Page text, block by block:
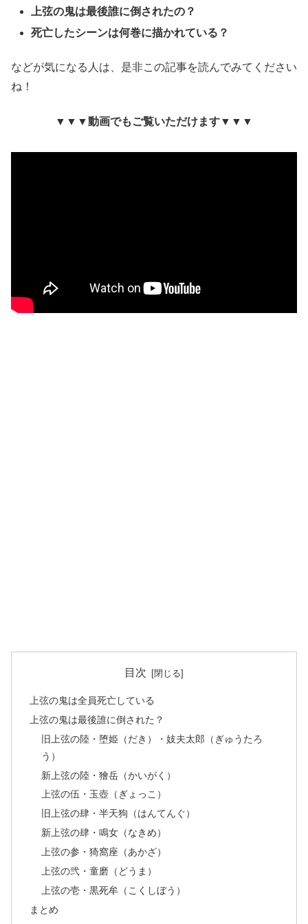
上弦の鬼は最後誰に倒されたの？
死亡したシーンは何巻に描かれている？
などが気になる人は、是非この記事を読んでみてください
ね！
▼▼▼動画でもご覧いただけます▼▼▼
目次
上弦の鬼は全員死亡している
上弦の鬼は最後誰に倒された？
旧上弦の陸・堕姫（だき）・妓夫太郎（ぎゅうたろ
う）
新上弦の陸・獪岳（かいがく）
上弦の伍・玉壺（ぎょっこ）
旧上弦の肆・半天狗（はんてんぐ）
新上弦の肆・鳴女（なきめ）
上弦の参・猗窩座（あかざ）
上弦の弐・童磨（どうま）
上弦の壱・黒死牟（こくしぼう）
まとめ